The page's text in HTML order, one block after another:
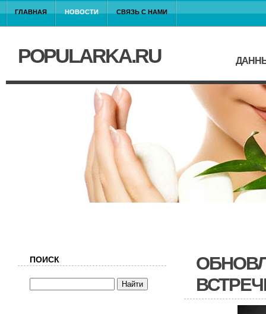
ГЛАВНАЯ НОВОСТИ СВЯЗЬ С НАМИ
POPULARKA.RU
ПОИСК